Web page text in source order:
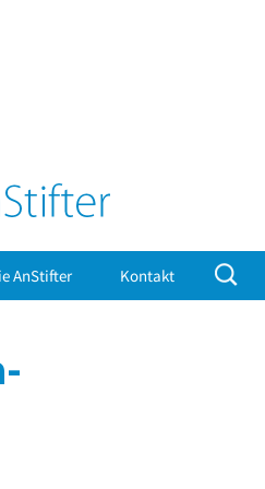
AnStifter Kontakt
Suchen
nach: